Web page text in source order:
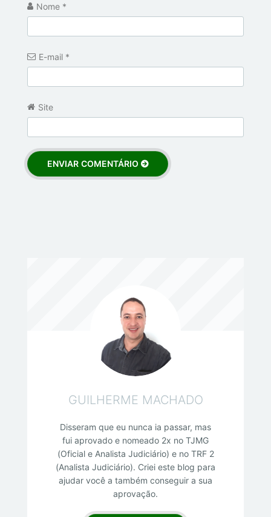
Nome *
E-mail *
Site
GUILHERME MACHADO
Disseram que eu nunca ia passar, mas
fui aprovado e nomeado 2x no TJMG
(Oficial e Analista Judiciário) e no TRF 2
(Analista Judiciário). Criei este blog para
ajudar você a também conseguir a sua
aprovação.